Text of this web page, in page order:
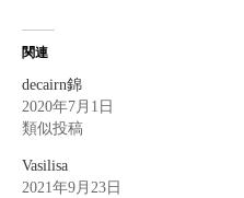
関連
decairn錦
2020年7月1日
類似投稿
Vasilisa
2021年9月23日